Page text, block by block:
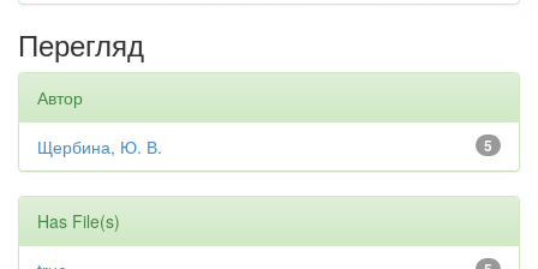
Перегляд
Автор
5
Щербина, Ю. В.
Has File(s)